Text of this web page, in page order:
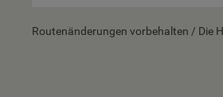
Routenänderungen vorbehalten / Die